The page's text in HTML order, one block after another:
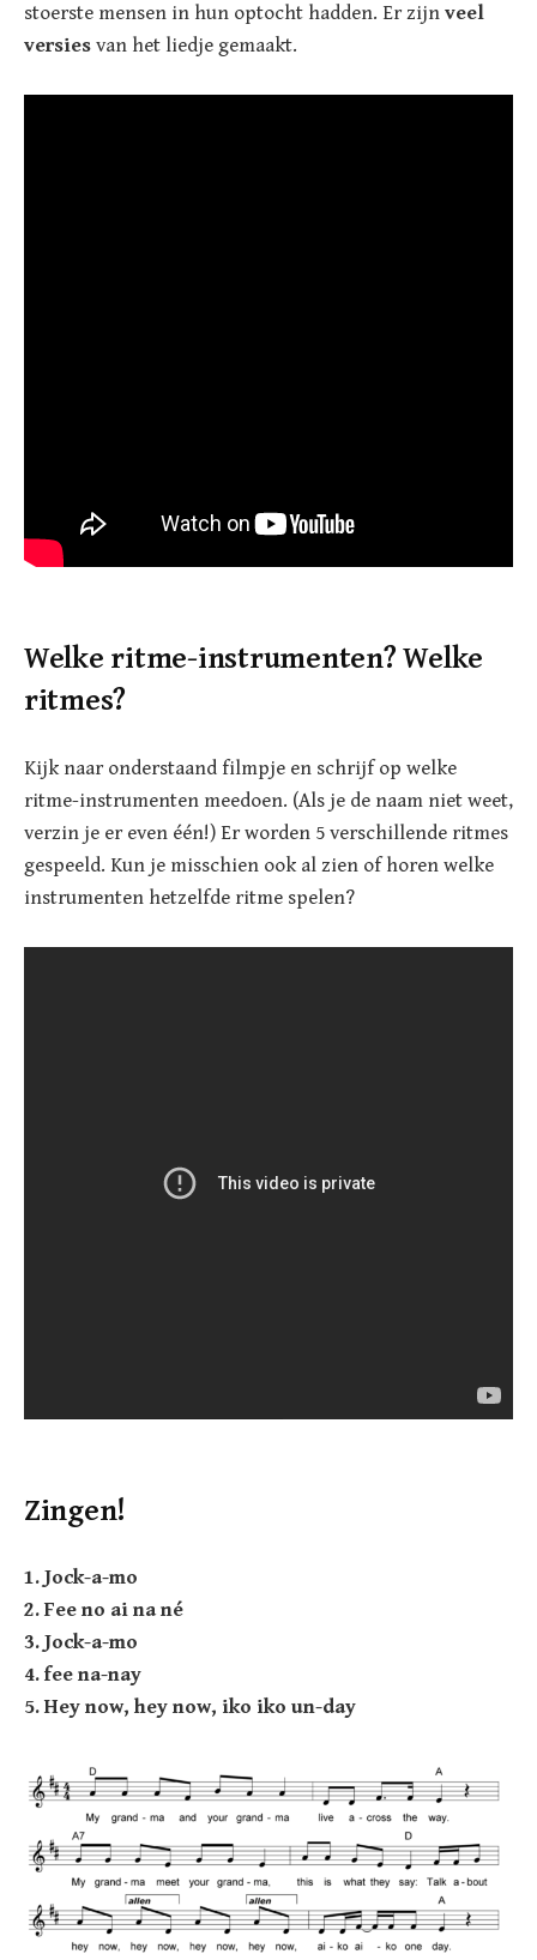
stoerste mensen in hun optocht hadden. Er zijn veel
versies van het liedje gemaakt.
Welke ritme-instrumenten? Welke
ritmes?
Kijk naar onderstaand filmpje en schrijf op welke
ritme-instrumenten meedoen. (Als je de naam niet weet,
verzin je er even één!) Er worden 5 verschillende ritmes
gespeeld. Kun je misschien ook al zien of horen welke
instrumenten hetzelfde ritme spelen?
Zingen!
1. Jock-a-mo
2. Fee no ai na né
3. Jock-a-mo
4. fee na-nay
5. Hey now, hey now, iko iko un-day